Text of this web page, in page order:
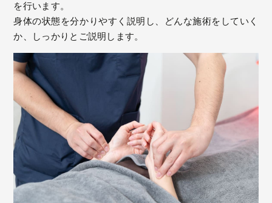
を行います。
身体の状態を分かりやすく説明し、どんな施術をしていく
か、しっかりとご説明します。